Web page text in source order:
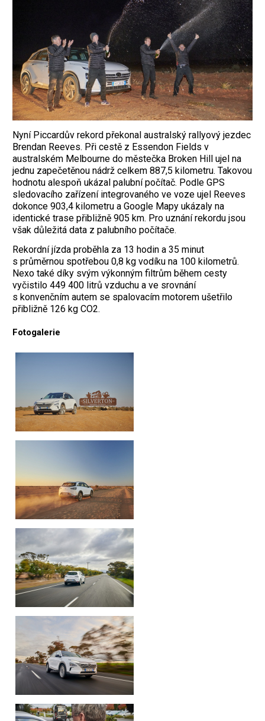
Nyní Piccardův rekord překonal australský rallyový jezdec
Brendan Reeves. Při cestě z Essendon Fields v
australském Melbourne do městečka Broken Hill ujel na
jednu zapečetěnou nádrž celkem 887,5 kilometru. Takovou
hodnotu alespoň ukázal palubní počítač. Podle GPS
sledovacího zařízení integrovaného ve voze ujel Reeves
dokonce 903,4 kilometru a Google Mapy ukázaly na
identické trase přibližně 905 km. Pro uznání rekordu jsou
však důležitá data z palubního počítače.
Rekordní jízda proběhla za 13 hodin a 35 minut
s průměrnou spotřebou 0,8 kg vodíku na 100 kilometrů.
Nexo také díky svým výkonným filtrům během cesty
vyčistilo 449 400 litrů vzduchu a ve srovnání
s konvenčním autem se spalovacím motorem ušetřilo
přibližně 126 kg CO2.
Fotogalerie